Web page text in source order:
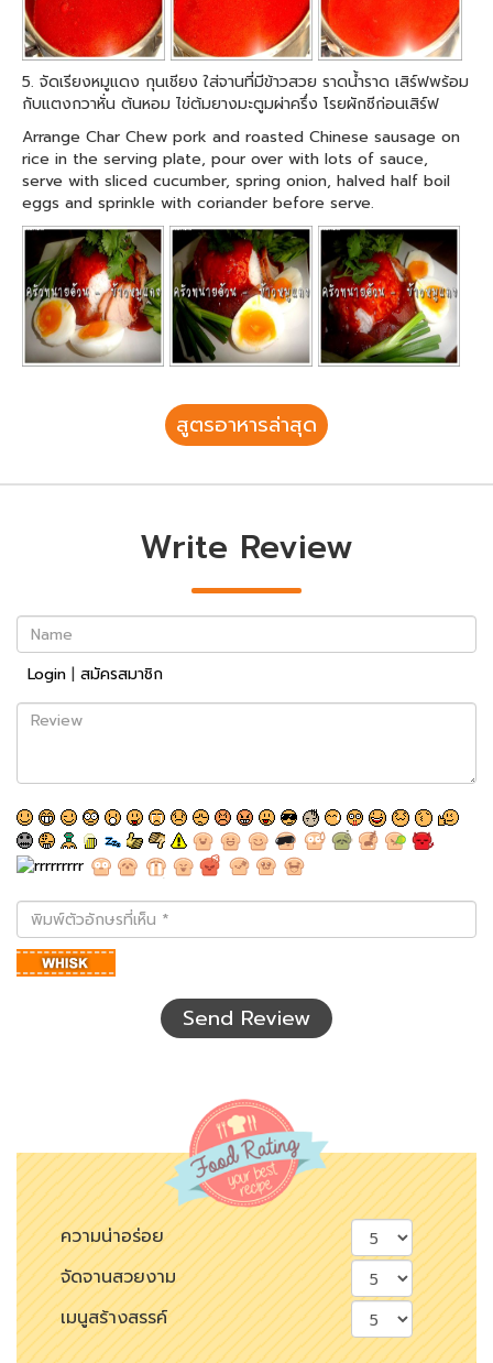
5. จัดเรียงหมูแดง กุนเชียง ใส่จานที่มีข้าวสวย ราดน้ำราด เสิร์ฟพร้อม
กับแตงกวาหั่น ต้นหอม ไข่ต้มยางมะตูมผ่าครึ่ง โรยผักชีก่อนเสิร์ฟ
Arrange Char Chew pork and roasted Chinese sausage on
rice in the serving plate, pour over with lots of sauce,
serve with sliced cucumber, spring onion, halved half boil
eggs and sprinkle with coriander before serve.
สูตรอาหารล่าสุด
Write Review
Name
Login | สมัครสมาชิก
Review
พิมพ์
ตัว
อักษร
ที่
Send Review
ความน่าอร่อย
จัดจานสวยงาม
เมนูสร้างสรรค์